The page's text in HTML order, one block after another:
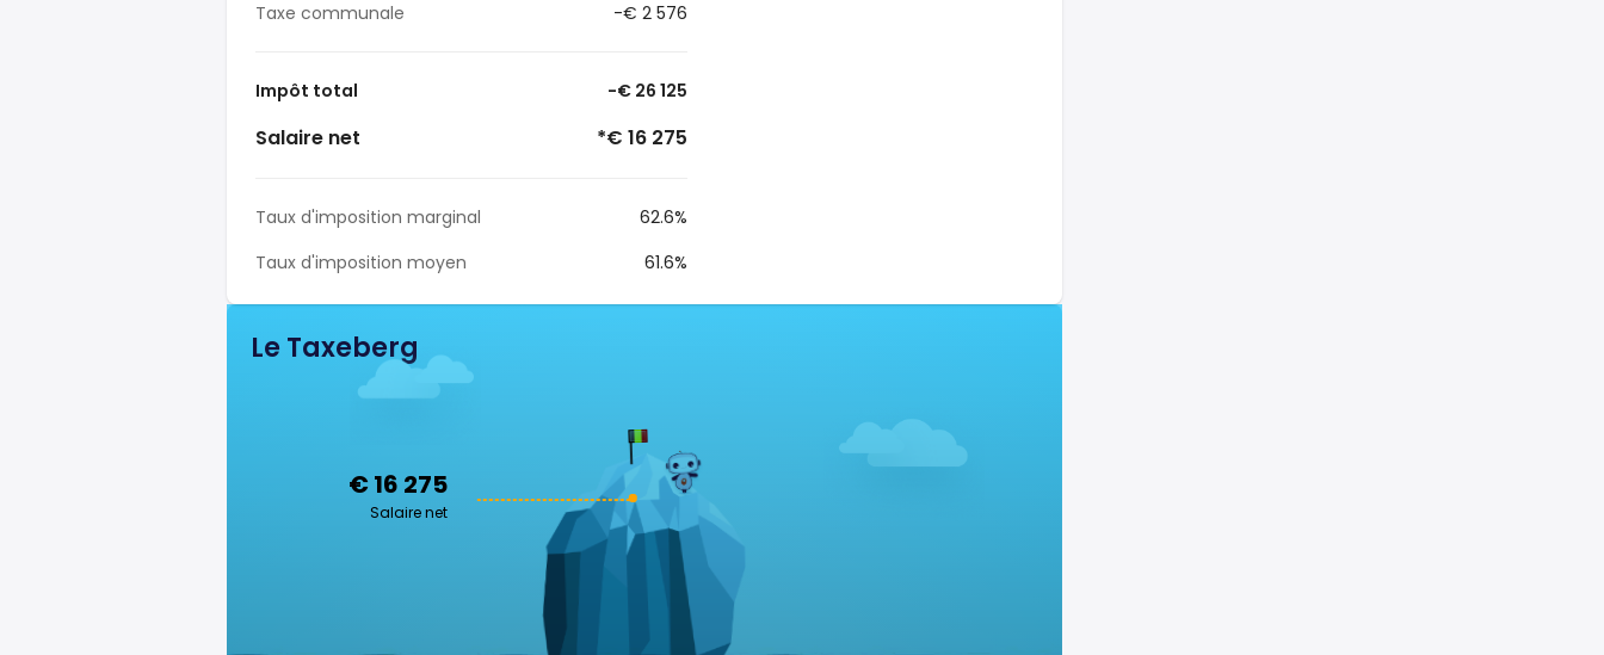
Taxe communale
-€ 2 576
Impôt total -€ 26 125
Salaire net *€ 16 275
Taux d'imposition marginal
62.6%
Taux d'imposition moyen
61.6%
Le Taxeberg
€ 16 275
Salaire net